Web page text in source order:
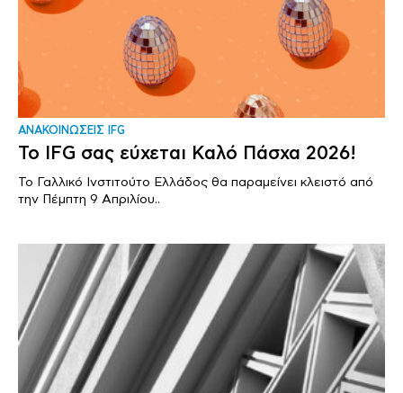
ΑΝΑΚΟΙΝΩΣΕΙΣ IFG
Το IFG σας εύχεται Καλό Πάσχα 2026!
Το Γαλλικό Ινστιτούτο Ελλάδος θα παραμείνει κλειστό από
την Πέμπτη 9 Απριλίου..